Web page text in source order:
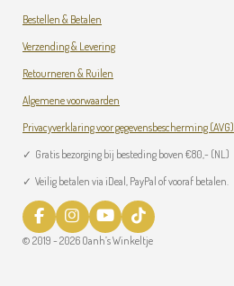
Bestellen & Betalen
Verzending & Levering
Retourneren & Ruilen
Algemene voorwaarden
Privacyverklaring voor gegevensbescherming (AVG)
✓ Gratis bezorging bij besteding boven €80,- (NL)
✓ Veilig betalen via iDeal, PayPal of vooraf betalen.
F
a
I
n
Y
o
T
i
© 2019 - 2026 Oanh’s Winkeltje